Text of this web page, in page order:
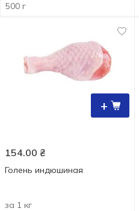
500 г
+
154.00 ₴
Голень индюшиная
за 1 кг